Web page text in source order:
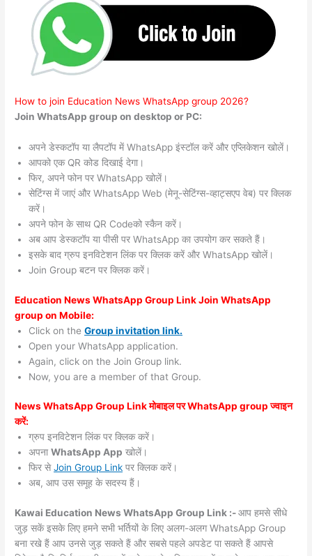
How to join Education News WhatsApp group 2026?
Join WhatsApp group on desktop or PC:
अपने डेस्कटॉप या लैपटॉप में WhatsApp इंस्टॉल करें और एप्लिकेशन खोलें।
आपको एक QR कोड दिखाई देगा।
फिर, अपने फोन पर WhatsApp खोलें।
सेटिंग्स में जाएं और WhatsApp Web (मेनू-सेटिंग्स-व्हाट्सएप वेब) पर क्लिक
करें।
अपने फोन के साथ QR Codeको स्कैन करें।
अब आप डेस्कटॉप या पीसी पर WhatsApp का उपयोग कर सकते हैं।
इसके बाद ग्रुप इनविटेशन लिंक पर क्लिक करें और WhatsApp खोलें।
Join Group बटन पर क्लिक करें।
Education News WhatsApp Group Link Join WhatsApp
group on Mobile:
Click on theGroup invitation link.
Open your WhatsApp application.
Again, click on the Join Group link.
Now, you are a member of that Group.
News WhatsApp Group Link मोबाइल पर WhatsApp group ज्वाइन
करें:
ग्रुप इनविटेशन लिंक पर क्लिक करें।
अपनाWhatsApp App खोलें।
फिर सेJoin Group Link पर क्लिक करें।
अब, आप उस समूह के सदस्य हैं।
Kawai Education News WhatsApp Group Link :-आप हमसे सीधे
जुड़ सकें इसके लिए हमने सभी भर्तियों के लिए अलग-अलग WhatsApp Group
बना रखे हैं आप उनसे जुड़ सकते हैं और सबसे पहले अपडेट पा सकते हैं आपसे